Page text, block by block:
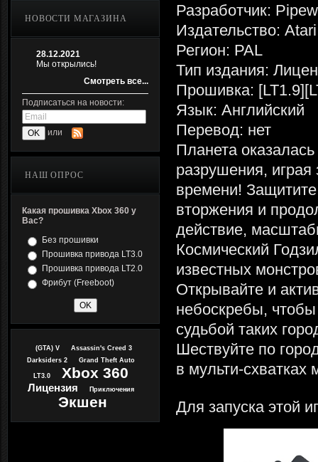
НОВОСТИ МАГАЗИНА
28.12.2021
Мы открылись!
Смотреть все...
Подписаться на новости:
или
НАШ ОПРОС
Какая прошивка Xbox 360 у
Вас?
Без прошивки
Прошивка привода LT3.0
Прошивка привода LT2.0
Фрибут (Freeboot)
(GTA) V
Assassin's Creed 3
Darksiders 2
Grand Theft Auto
LT3.0 Xbox 360
Лицензия Приключения
Экшен
Разработчик:
Издательство: Atari
Регион: PAL
Тип издания:
Прошивка:
Язык: Английский
Перевод: нет
Планета
разрушения, играя
времени!
вторжения и
действие,
Космический
известных
Открывайте и
небоскребы, чтобы
судьбой таких
Шествуйте по
в мульти-схватках
Для запуска этой